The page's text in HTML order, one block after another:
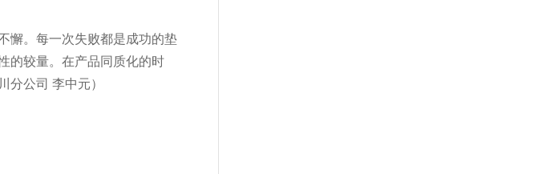
懈。每一次失败都是成功的垫
的较量。在产品同质化的时
公司 李中元）